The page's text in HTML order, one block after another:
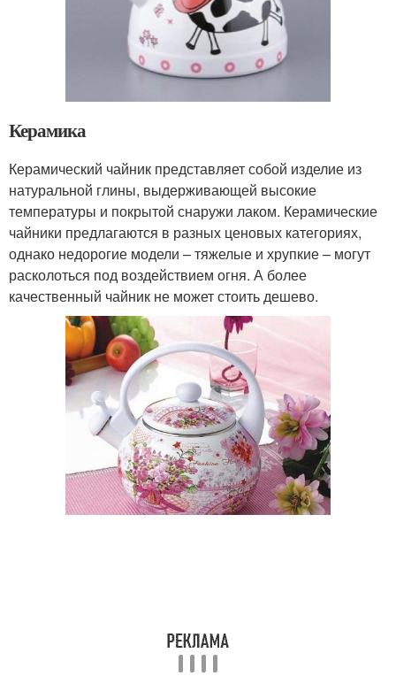
Керамика
Керамический чайник представляет собой изделие из
натуральной глины, выдерживающей высокие
температуры и покрытой снаружи лаком. Керамические
чайники предлагаются в разных ценовых категориях,
однако недорогие модели – тяжелые и хрупкие – могут
расколоться под воздействием огня. А более
качественный чайник не может стоить дешево.